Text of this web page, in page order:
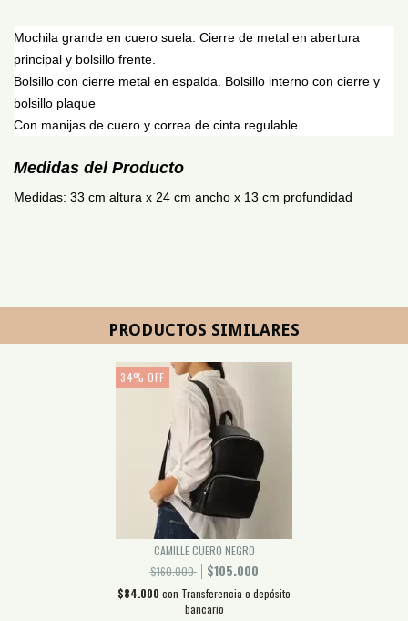
Mochila grande en cuero suela. Cierre de metal en abertura
principal y bolsillo frente.
Bolsillo con cierre metal en espalda. Bolsillo interno con cierre y
bolsillo plaque
Con manijas de cuero y correa de cinta regulable.
Medidas del Producto
Medidas: 33 cm altura x 24 cm ancho x 13 cm profundidad
PRODUCTOS SIMILARES
34% OFF
CAMILLE CUERO NEGRO
$160.000
$105.000
$84.000 con Transferencia o depósito
bancario